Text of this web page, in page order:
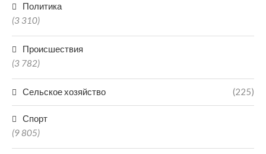
Политика
(3 310)
Происшествия
(3 782)
Сельское хозяйство (225)
Спорт
(9 805)